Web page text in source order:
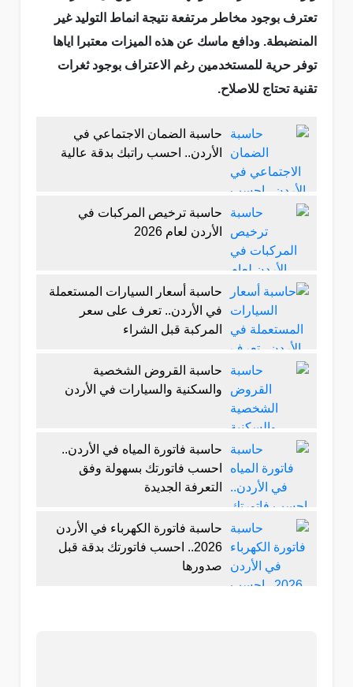
تعترف بوجود مخاطر مرتفعة نتيجة انماط التوليد غير
المنضبطة. ودافع ماسك عن هذه الميزات معتبرا اياها
توفر حرية للمستخدمين رغم الاعتراف بوجود ثغرات
تقنية تحتاج للاصلاح.
حاسبة الضمان الاجتماعي في
الأردن.. احسب راتبك بدقة عالية
حاسبة ترخيص المركبات في
الأردن لعام 2026
حاسبة أسعار السيارات المستعملة
في الأردن.. تعرف على سعر
المركبة قبل الشراء
حاسبة القروض الشخصية
والسكنية والسيارات في الأردن
حاسبة فاتورة المياه في الأردن..
احسب فاتورتك بسهولة وفق
التعرفة الجديدة
حاسبة فاتورة الكهرباء في الأردن
2026.. احسب فاتورتك بدقة قبل
صدورها